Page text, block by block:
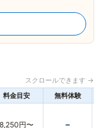
スクロールできます →
料金目安 無料体験
8,250円〜 -